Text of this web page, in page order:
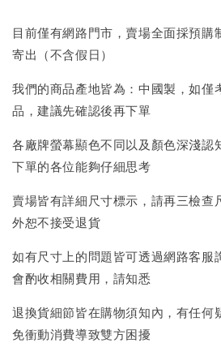
目前僅有網路門市，賣場全面採預購
寄出（不含假日）
我們的商品產地皆為：中國製，如僅
品，建議先確認後再下單
各廠牌螢幕顯色不同以及顏色深淺認
下單的各位能夠仔細思考
賣場皆有詳細尺寸標示，請再三檢查
外恕不接受退貨
如有尺寸上的問題皆可透過網路客服
會酌收相關費用，請知悉
退換貨細節皆在購物須知內，有任何
免衝動消費導致雙方困擾